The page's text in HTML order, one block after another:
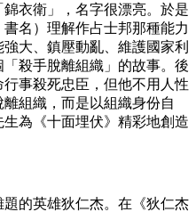
衣衛」，名字很漂亮。於是
名）理解作占士邦那種能力
大、鎮壓動亂、維護國家利
殺手脫離組織」的故事。後
事殺死忠臣，但他不用人性
組織，而是以組織身份自
為《十面埋伏》精彩地創造
的英雄狄仁杰。在《狄仁杰